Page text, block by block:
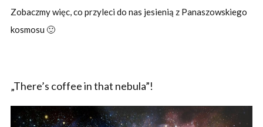
Zobaczmy więc, co przyleci do nas jesienią z Panaszowskiego
kosmosu 🙂
„There’s coffee in that nebula”!